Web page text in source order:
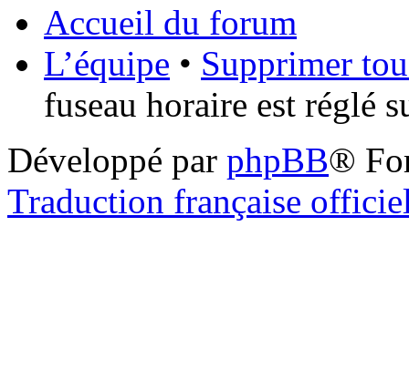
Accueil du forum
L’équipe • Supprimer
fuseau horaire est réglé
Développé par phpBB®
Traduction française